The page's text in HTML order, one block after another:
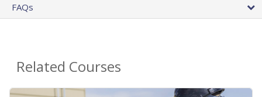
FAQs
Related Courses